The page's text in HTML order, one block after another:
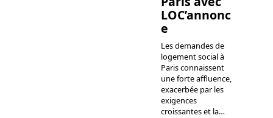
LOC’annonc
e
Les demandes de
logement social à
Paris connaissent
une forte affluence,
exacerbée par les
exigences
croissantes et la…